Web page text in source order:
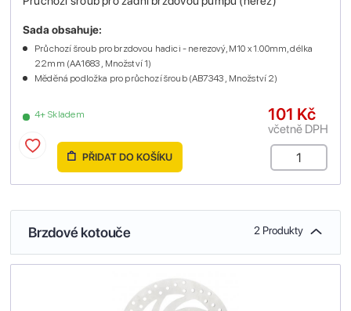
4+ Skladem
Sada obsahuje:
Průchozí šroub pro brzdovou hadici - nerezový, M10 x 1.00mm, délka
22mm (AA1683 , Množství 1)
Měděná podložka pro průchozí šroub (AB7343 , Množství 2)
101 Kč
včetně DPH
PŘIDAT DO KOŠÍKU
Brzdové kotouče 2 Produkty